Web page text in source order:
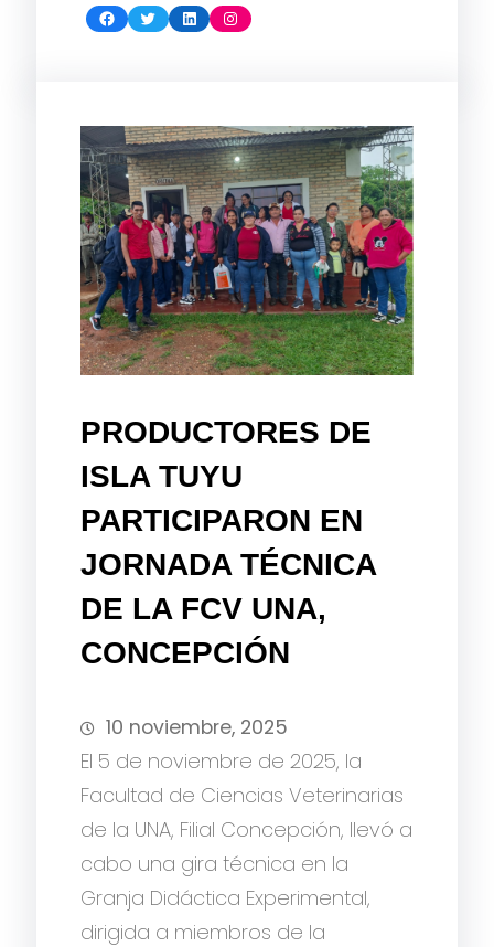
Facebook Twitter LinkedIn Instagram
PRODUCTORES DE
ISLA TUYU
PARTICIPARON EN
JORNADA TÉCNICA
DE LA FCV UNA,
CONCEPCIÓN
10 noviembre, 2025
El 5 de noviembre de 2025, la
Facultad de Ciencias Veterinarias
de la UNA, Filial Concepción, llevó a
cabo una gira técnica en la
Granja Didáctica Experimental,
dirigida a miembros de la